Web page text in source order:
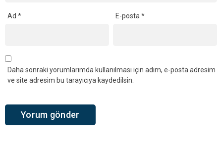
Ad * E-posta*
Daha sonraki yorumlarımda kullanılması için adım, e-posta adresim
ve site adresim bu tarayıcıya kaydedilsin.